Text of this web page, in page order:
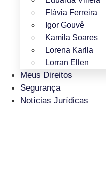
Flávia Ferreira
Igor Gouvê
Kamila Soares
Lorena Karlla
Lorran Ellen
Meus Direitos
Segurança
Notícias Jurídicas